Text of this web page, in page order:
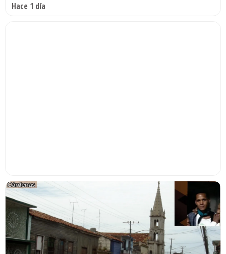
Hace 1 día